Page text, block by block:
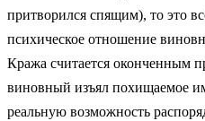
притворился спящим), то это
психическое отношение
Кража считается оконченным
виновный изъял похищаемое
реальную возможность